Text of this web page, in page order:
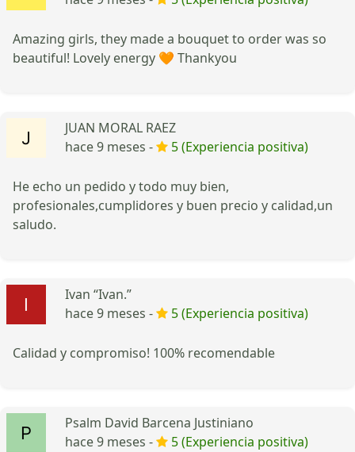
Amazing girls, they made a bouquet to order was so
beautiful! Lovely energy 🧡 Thankyou
JUAN MORAL RAEZ
hace 9 meses -
5 (Experiencia positiva)
He echo un pedido y todo muy bien,
profesionales,cumplidores y buen precio y calidad,un
saludo.
Ivan “Ivan.”
hace 9 meses -
5 (Experiencia positiva)
Calidad y compromiso! 100% recomendable
Psalm David Barcena Justiniano
hace 9 meses -
5 (Experiencia positiva)